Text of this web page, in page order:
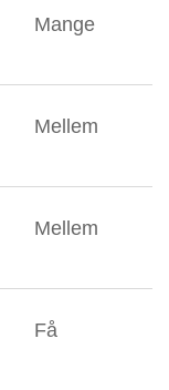
Mange
Mellem
Mellem
Få